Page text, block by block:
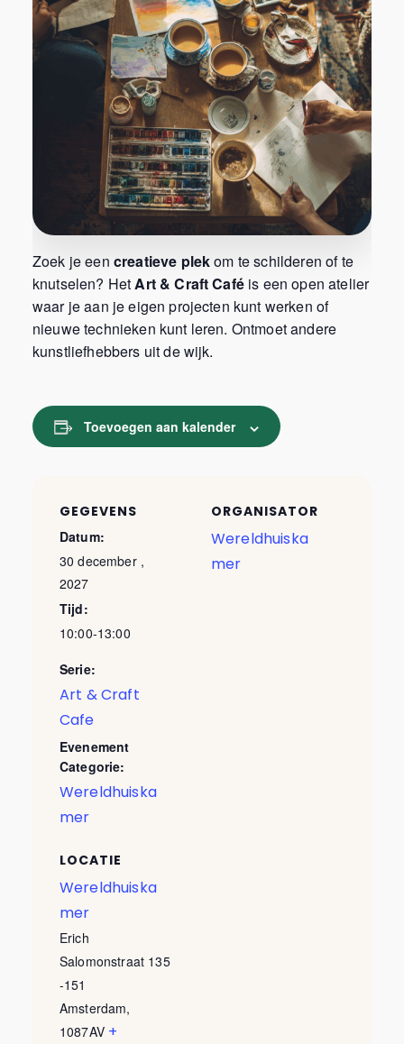
Zoek je een creatieve plekom te schilderen of te
knutselen? HetArt & Craft Caféis een open atelier
waar je aan je eigen projecten kunt werken of
nieuwe technieken kunt leren. Ontmoet andere
kunstliefhebbers uit de wijk.
Toevoegen aan kalender
GEGEVENS
Datum:
30 december ,
2027
Tijd:
10:00-13:00
Serie:
Art & Craft
Cafe
Evenement
Categorie:
Wereldhuiska
mer
LOCATIE
Wereldhuiska
mer
Erich
Salomonstraat 135
-151
Amsterdam,
1087AV +
ORGANISATOR
Wereldhuiska
mer